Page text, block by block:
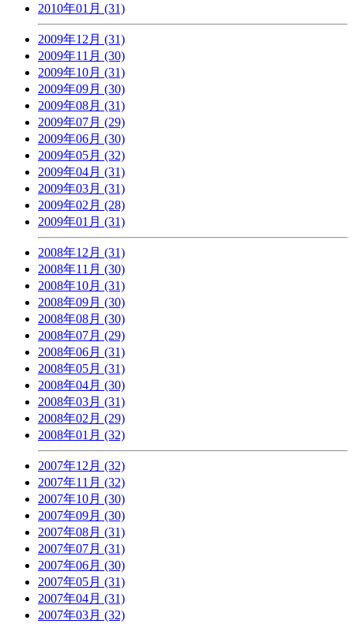
2010年01月 (31)
2009年12月 (31)
2009年11月 (30)
2009年10月 (31)
2009年09月 (30)
2009年08月 (31)
2009年07月 (29)
2009年06月 (30)
2009年05月 (32)
2009年04月 (31)
2009年03月 (31)
2009年02月 (28)
2009年01月 (31)
2008年12月 (31)
2008年11月 (30)
2008年10月 (31)
2008年09月 (30)
2008年08月 (30)
2008年07月 (29)
2008年06月 (31)
2008年05月 (31)
2008年04月 (30)
2008年03月 (31)
2008年02月 (29)
2008年01月 (32)
2007年12月 (32)
2007年11月 (32)
2007年10月 (30)
2007年09月 (30)
2007年08月 (31)
2007年07月 (31)
2007年06月 (30)
2007年05月 (31)
2007年04月 (31)
2007年03月 (32)